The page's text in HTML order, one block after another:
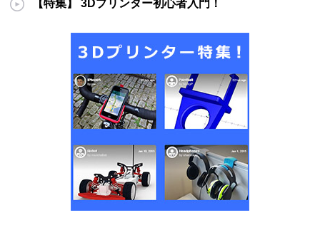
【特集】 3Dプリンター初心者入門！